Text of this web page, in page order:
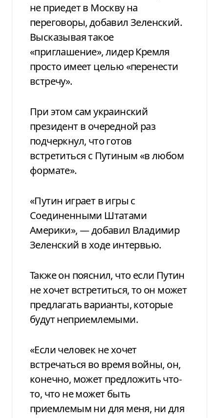
не приедет в Москву на
переговоры, добавил Зеленский.
Высказывая такое
«приглашение», лидер Кремля
просто имеет целью «перенести
встречу».
При этом сам украинский
президент в очередной раз
подчеркнул, что готов
встретиться с Путиным «в любом
формате».
«Путин играет в игры с
Соединенными Штатами
Америки», — добавил Владимир
Зеленский в ходе интервью.
Также он пояснил, что если Путин
не хочет встретиться, то он может
предлагать варианты, которые
будут неприемлемыми.
«Если человек не хочет
встречаться во время войны, он,
конечно, может предложить что-
то, что не может быть
приемлемым ни для меня, ни для